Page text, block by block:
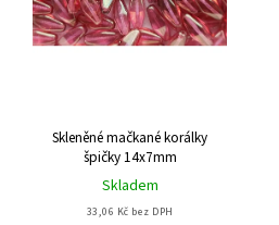
Skleněné mačkané korálky
špičky 14x7mm
Skladem
33,06 Kč bez DPH